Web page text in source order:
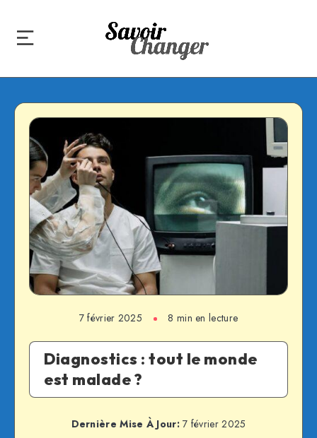
7 février 2025 8 min en lecture
Diagnostics : tout le monde
est malade ?
Dernière Mise À Jour:7 février 2025